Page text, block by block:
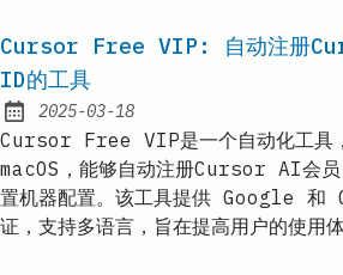
Cursor Free VIP: 自动注册
ID的工具
Published:
2025-03-18
Cursor Free VIP是一个自动化工具
macOS，能够自动注册Cursor AI会员
置机器配置。该工具提供 Google
证，支持多语言，旨在提高用户的使用体